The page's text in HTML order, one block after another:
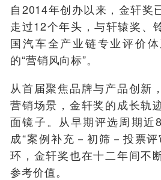
自2014年创办以来，金轩奖
走过12个年头，与轩辕奖、
国汽车全产业链专业评价
的“营销风向标”。
从首届聚焦品牌与产品创新
营销场景，金轩奖的成长轨
面镜子。从早期评选周期近
成“案例补充－初筛－投票
环，金轩奖也在十二年间不
参考价值。